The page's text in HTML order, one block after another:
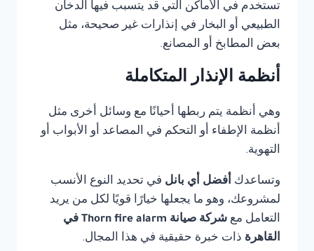
تستخدم في الأماكن التي قد يتسبب فيها الدخان
الطبيعي أو البخار في إنذارات غير صحيحة، مثل
بعض المطابخ أو المصانع.
أنظمة الإنذار المتكاملة
وهي أنظمة يتم ربطها أحيانًا مع وسائل أخرى مثل
أنظمة الإطفاء أو التحكم في المصاعد أو الأبواب أو
التهوية.
وتساعدك أفضل أي بانل في تحديد النوع الأنسب
لمشروعك، وهو ما يجعلها خيارًا قويًا لكل من يريد
التعامل مع
شركة صيانة Thorn fire alarm في
القاهرة ذات خبرة حقيقية في هذا المجال.